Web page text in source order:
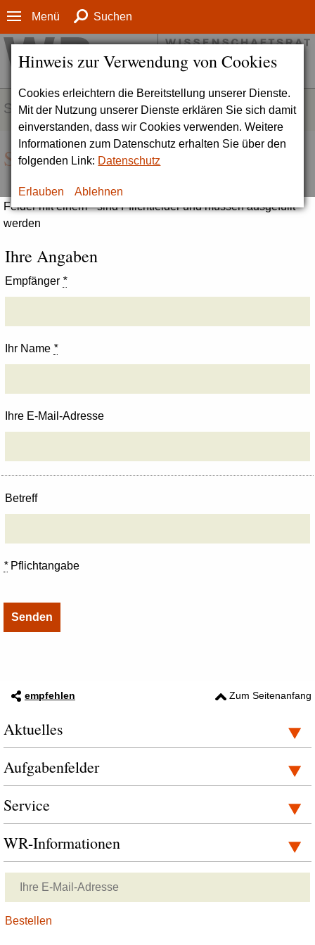
Hinweis zur Verwendung von Cookies
Cookies erleichtern die Bereitstellung unserer Dienste.
Mit der Nutzung unserer Dienste erklären Sie sich damit
einverstanden, dass wir Cookies verwenden. Weitere
Informationen zum Datenschutz erhalten Sie über den
folgenden Link: Datenschutz
Erlauben Ablehnen
Menü Suchen
SERVICE
Seite empfehlen
Felder mit einem * sind Pflichtfelder und müssen ausgefüllt
werden
Ihre Angaben
Empfänger *
Ihr Name *
Ihre E-Mail-Adresse
Betreff
*Pflichtangabe
empfehlen Zum Seitenanfang
Aktuelles
Aufgabenfelder
Service
WR-Informationen